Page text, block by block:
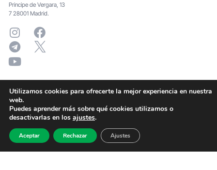
Principe de Vergara, 13
7 28001 Madrid.
Utilizamos cookies para ofrecerte la mejor experiencia en nuestra
web.
Puedes aprender más sobre qué cookies utilizamos o
desactivarlas en los ajustes.
Aceptar Rechazar Ajustes